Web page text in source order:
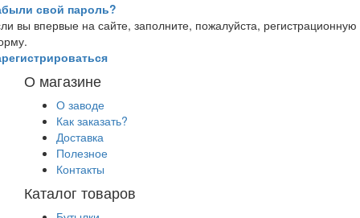
свой пароль?
вы впервые на сайте, заполните, пожалуйста, регистрационную
О магазине
О заводе
Как заказать?
Доставка
Полезное
Контакты
Каталог товаров